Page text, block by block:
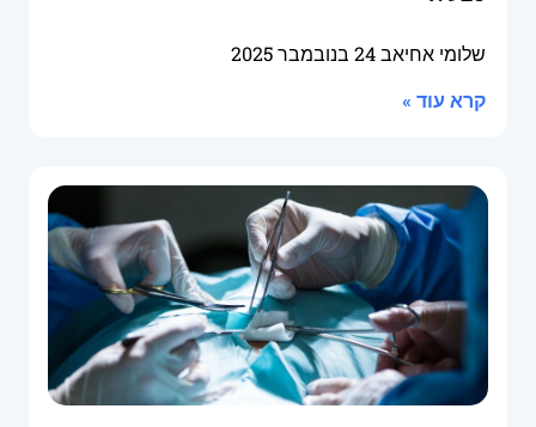
שלומי אחיאב24 בנובמבר 2025
קרא עוד »